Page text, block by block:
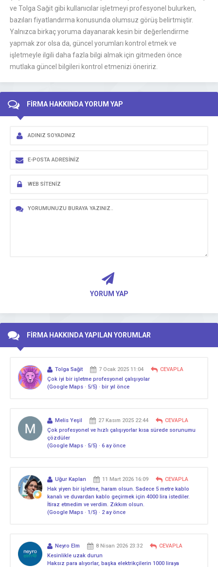
ve Tolga Sağit gibi kullanıcılar işletmeyi profesyonel bulurken,
bazıları fiyatlandırma konusunda olumsuz görüş belirtmiştir.
Yalnızca birkaç yoruma dayanarak kesin bir değerlendirme
yapmak zor olsa da, güncel yorumları kontrol etmek ve
işletmeyle ilgili daha fazla bilgi almak için gitmeden önce
mutlaka güncel bilgileri kontrol etmenizi öneririz.
FİRMA HAKKINDA YORUM YAP
YORUM YAP
FİRMA HAKKINDA YAPILAN YORUMLAR
Tolga Sağit 7 Ocak 2025 11:04
CEVAPLA
Çok iyi bir işletme profesyonel çalışıyolar
(Google Maps · 5/5) · bir yıl önce
Melis Yeşil 27 Kasım 2025 22:44
CEVAPLA
Çok profesyonel ve hızlı çalışıyorlar kısa sürede sorunumu
çözdüler
(Google Maps · 5/5) · 6 ay önce
Uğur Kaplan 11 Mart 2026 16:09
CEVAPLA
Hak yiyen bir işletme, haram olsun. Sadece 5 metre kablo
kanalı ve duvardan kablo geçirmek için 4000 lira istediler.
İtiraz etmedim ve verdim. Zıkkım olsun.
(Google Maps · 1/5) · 2 ay önce
Neyro Elm 8 Nisan 2026 23:32
CEVAPLA
Kesinlikle uzak durun
Haksız para alıyorlar, başka elektrikçilerin 1000 liraya